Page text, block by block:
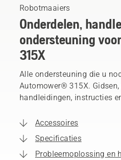
Robotmaaiers
Onderdelen,
ondersteuning
315X
Alle ondersteuning die u
Automower® 315X. Gidsen,
handleidingen, instructies
Accessoires
Specificaties
Probleemoplossing en